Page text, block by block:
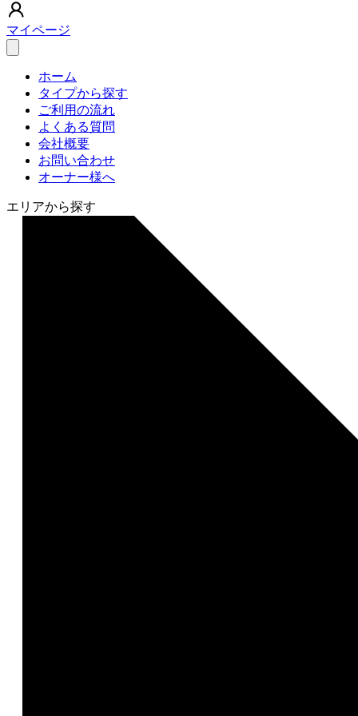
マイページ
ホーム
タイプから探す
ご利用の流れ
よくある質問
会社概要
お問い合わせ
オーナー様へ
エリアから探す